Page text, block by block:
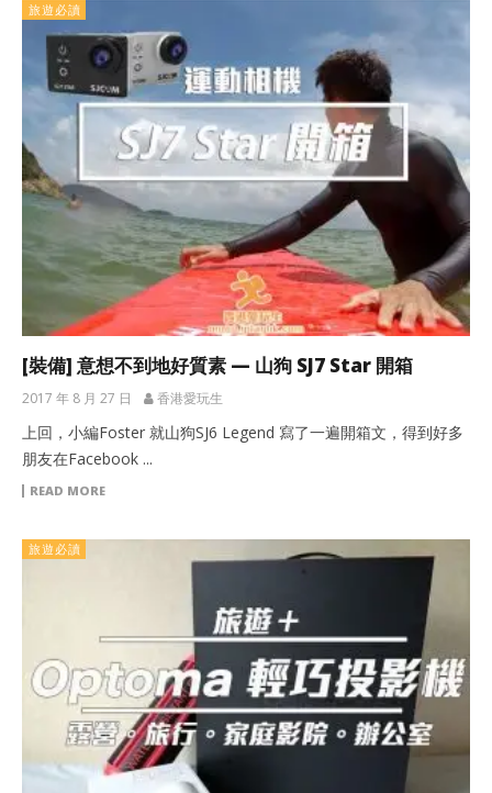
旅遊必讀
[裝備] 意想不到地好質素 — 山狗 SJ7 Star 開箱
2017 年 8 月 27 日 香港愛玩生
上回，小編Foster 就山狗SJ6 Legend 寫了一遍開箱文，得到好多
朋友在Facebook ...
READ MORE
旅遊必讀